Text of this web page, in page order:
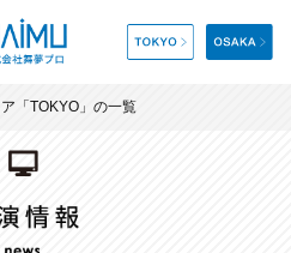
「TOKYO」の一覧